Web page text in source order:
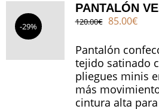
-29%
PANTALÓN
120.00€ El
original
era:
120.00€.
85.00€El
es:
Pantalón
tejido satinado
pliegues minis
más
cintura alta